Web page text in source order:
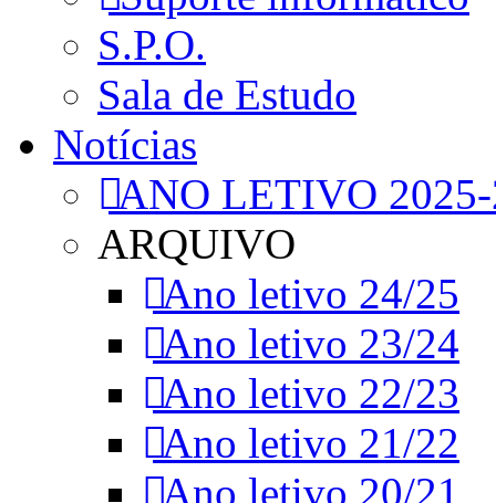
S.P.O.
Sala de Estudo
Notícias
ANO LETIVO
ARQUIVO
Ano letivo 24/25
Ano letivo 23/24
Ano letivo 22/23
Ano letivo 21/22
Ano letivo 20/21